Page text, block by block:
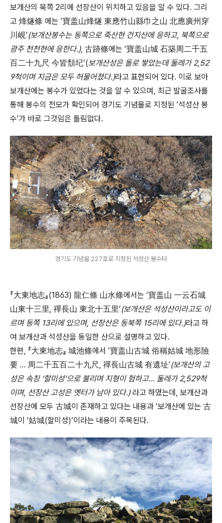
보개산의 북쪽 2리에 선장산이 위치하고 있음을 알 수 있다. 그리
고 烽燧條 에는 ‘寶盖山烽燧 東應竹山縣巾之山 北應廣州穿
川峴’(보개산봉수는 동쪽으로 죽산현 건지산에 응하고, 북쪽으로
광주 천천현에 응한다.), 古跡條에는 ‘寶盖山城 石築周二千五
百二十九尺 今皆頹圮’(보개산성은 돌로 쌓았는데 둘레가 2,52
9척이며 지금은 모두 허물어졌다.)라고 표현되어 있다. 이로 보아
보개산에는 봉수가 있었다는 것을 알 수 있으며, 최근 발굴조사를
통해 봉수의 전모가 확인되어 경기도 기념물로 지정된 ‘석성산 봉
수’가 바로 그것임은 틀림없다.
경기도 기념물 227호로 지정된 석성산 봉수터
『大東地志』(1863) 龍仁條 山水條에서는 ‘寶盖山 一云石城
山東十三里, 禪長山 東北十五里’(보개산은 석성산이라고도 이
르며 동쪽 13리에 있으며, 선장산은 동북쪽 15리에 있다.)라고 하
여 보개산과 석성산을 동일한 산으로 설명하고 있다.
한편, 『大東地志』 城池條에서 ‘寶盖山古城 俗稱姑城 地形險
要 … 周二千五百二十九尺, 禪長山古城 有遺址’(보개산의 고
성은 속칭 ‘할미성’으로 불리며 지형이 험하고… 둘레가 2,529척
이며, 선장산 고성은 옛터가 남아 있다.)라고 하였는데, 보개산과
선장산에 모두 古城이 존재하고 있다는 내용과 ‘보개산에 있는 古
城이 ‘姑城(할미성)’이라는 내용이 주목된다.